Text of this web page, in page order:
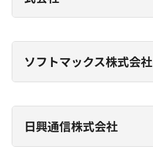
ソフトマックス株式会社
日興通信株式会社